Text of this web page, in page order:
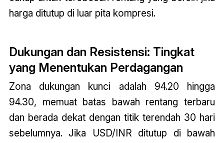
harga ditutup di luar pita kompresi.
Dukungan dan Resistensi: Tingkat
yang Menentukan Perdagangan
Zona dukungan kunci adalah 94.20 hingga
94.30, memuat batas bawah rentang terbaru
dan berada dekat dengan titik terendah 30 hari
sebelumnya. Jika USD/INR ditutup di bawah